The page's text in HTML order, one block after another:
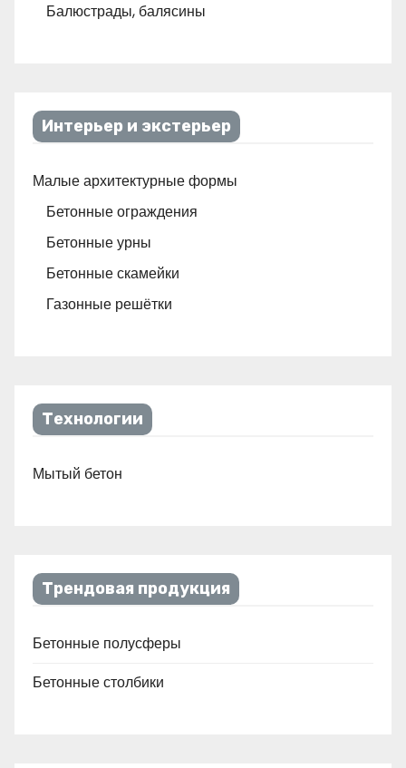
Балюстрады, балясины
Интерьер и экстерьер
Малые архитектурные формы
Бетонные ограждения
Бетонные урны
Бетонные скамейки
Газонные решётки
Технологии
Мытый бетон
Трендовая продукция
Бетонные полусферы
Бетонные столбики